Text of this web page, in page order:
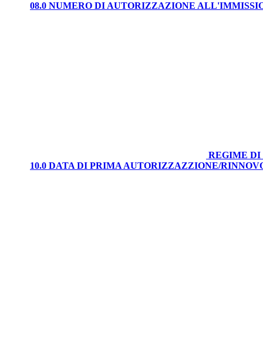
08.0 NUMERO DI AUTORIZZAZIONE
REGIME DI
10.0 DATA DI PRIMA AUTORIZZAZZIONE/